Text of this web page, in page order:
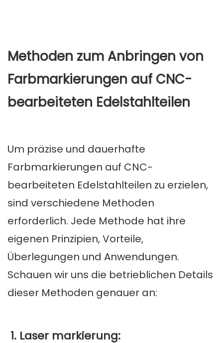
Methoden zum Anbringen von
Farbmarkierungen auf CNC-
bearbeiteten Edelstahlteilen
Um präzise und dauerhafte
Farbmarkierungen auf CNC-
bearbeiteten Edelstahlteilen zu erzielen,
sind verschiedene Methoden
erforderlich. Jede Methode hat ihre
eigenen Prinzipien, Vorteile,
Überlegungen und Anwendungen.
Schauen wir uns die betrieblichen Details
dieser Methoden genauer an:
1. Laser markierung: